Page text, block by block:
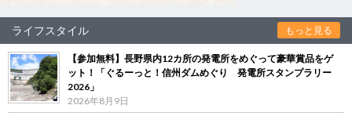
ライフスタイル もっと見る
【参加無料】長野県内12カ所の発電所をめぐって豪華賞品をゲ
ット！「ぐるーっと！信州ダムめぐり 発電所スタンプラリー
2026」
2026年8月9日